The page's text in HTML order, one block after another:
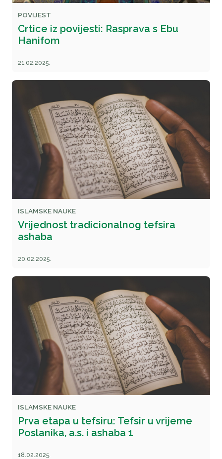
POVIJEST
Crtice iz povijesti: Rasprava s Ebu
Hanifom
21.02.2025.
ISLAMSKE NAUKE
Vrijednost tradicionalnog tefsira
ashaba
20.02.2025.
ISLAMSKE NAUKE
Prva etapa u tefsiru: Tefsir u vrijeme
Poslanika, a.s. i ashaba 1
18.02.2025.